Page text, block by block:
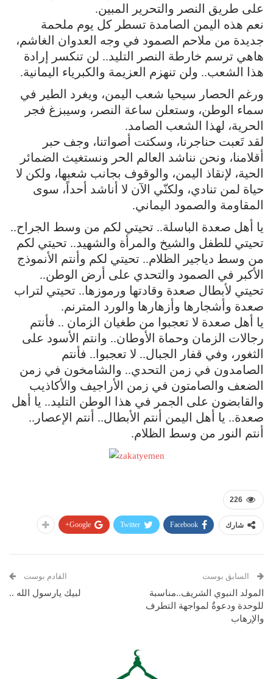
على طريق النصر والتحرير المبين.
نعم هذه اليمن الصامدة تسطر كل يوم ملحمة
جديدة من ملاحم الصمود في وجه العدوان الغاشم،
هاهي ترسم خارطة النصر التليد.. لن تنكسر إرادة
هذا الشعب.. ولن تنهزم العزيمة والكبرياء اليمانية.
ورغم الحصار سيحيا شعب اليمن، ويغرد الطير في
سماء الوطن، وستعلن ساعة النصر، وسيبزغ فجر
الحرية، لهذا الشعب الصامد.
لقد تَعبت حناجرنا، وسكتت أصواتنا، وجف حبر
أقلامنا، ونحن نناشد العالم الحر ونستغيث الضمائر
الحية، لإنقاذ اليمن، والوقوف بجانب شعبها، ولكن لا
حياة لمن تنادي، ولكنّي الآن لا أناشد أحداً، سوى
المقاومة والصمود اليماني.
يا أهل صعدة الباسلة.. تحيتي لكم من وسط الجراح..
تحيتي للطفل والشيخ والمرأة والشهيد.. تحيتي لكم
من وسط دياجير الظلام.. تحيتي لكم وأنتم الأنموذج
الأكبر في الصمود والتحدي على أرض الوطن..
تحيتي لأبطال صعدة وقادتها ورموزها.. تحيتي لتراب
صعدة وأشجارها وأزهارها والورد المترنم.
يا أهل صعدة لا تعجبوا من طغيان الزمان .. فأنتم
رجالات الزمان وحماة الأوطان.. وانتم الأسود على
الثغور، وفي قفار الجبال.. لا تعجبوا.. فأنتم
الصامدون في زمن التحدي.. والشامخون في زمن
الضعف والصامتون في زمن الأراجيف والأكاذيب
والقابضون على الجمر في هذا الوطن التليد.. يا أهل
صعدة.. يا أهل اليمن أنتم الأبطال.. أنتم الإعصار..
أنتم النور من وسط الظلام.
226
شارك Facebook
Twitter
Google+
السابق بوست
المولد النبوي الشريف..مناسبة
للوحدة ودعوةٌ لمواجهة التطرف
والإرهاب
القادم بوست
لبيك يارسول الله ..